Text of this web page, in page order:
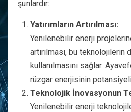
şunlardır:
Yatırımların Artırılması:
Yenilenebilir enerji
artırılması, bu teknolojilerin
kullanılmasını sağlar.
rüzgar enerjisinin
Teknolojik İnovasyonun
Yenilenebilir enerji